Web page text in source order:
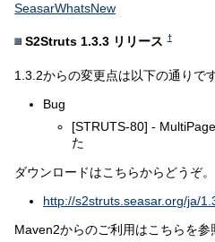
SeasarWhatsNew
S2Struts 1.3.3 リリース †
1.3.2からの変更点は以下の通りです
Bug
[STRUTS-80] -
た
ダウンロードはこちらからどうぞ。
http://s2struts.seasar.org/ja/
Maven2からのご利用はこちらを参